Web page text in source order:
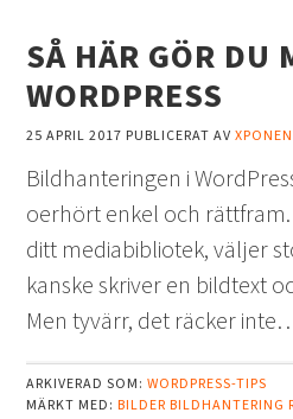
SÅ HÄR GÖR DU
WORDPRESS
25 APRIL 2017 PUBLICERAT AV
Bildhanteringen i
oerhört enkel och
ditt mediabibliotek, väljer
kanske skriver en bildtext
Men tyvärr, det räcker
ARKIVERAD SOM:WORDPRESS-TIPS
MÄRKT MED:BILDER BILDHANTERING